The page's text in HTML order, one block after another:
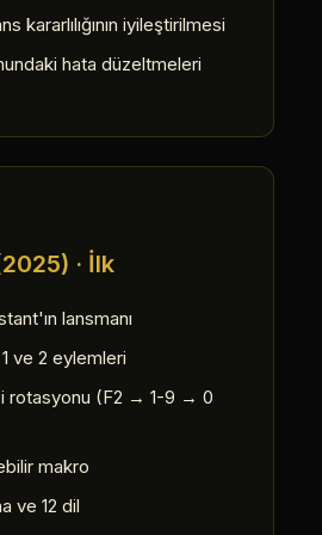
kararlılığının iyileştirilmesi
hata düzeltmeleri
· İlk
lansmanı
ve 2 eylemleri
rotasyonu (F2 → 1-9 → 0
makro
ve 12 dil